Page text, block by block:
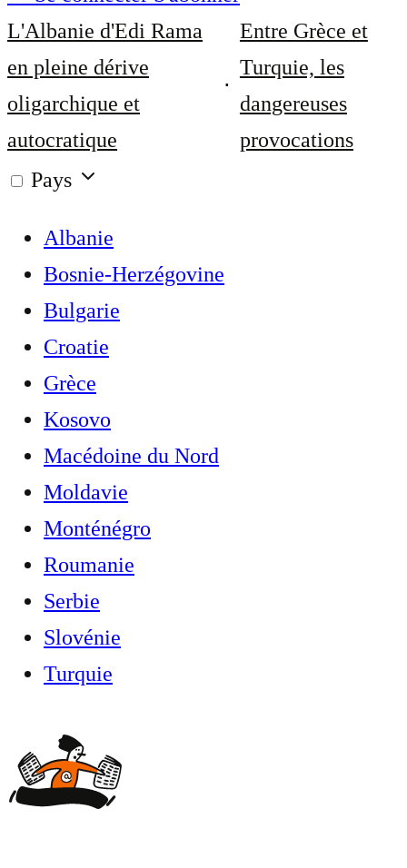
L'Albanie d'Edi Rama
en pleine dérive
oligarchique et
autocratique
Entre Grèce et
Turquie, les
dangereuses
provocations
Pays
Albanie
Bosnie-Herzégovine
Bulgarie
Croatie
Grèce
Kosovo
Macédoine du Nord
Moldavie
Monténégro
Roumanie
Serbie
Slovénie
Turquie